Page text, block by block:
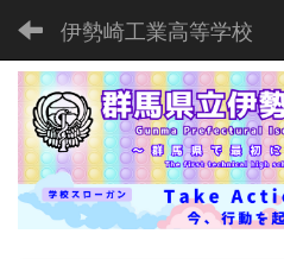
伊勢崎工業高等学校